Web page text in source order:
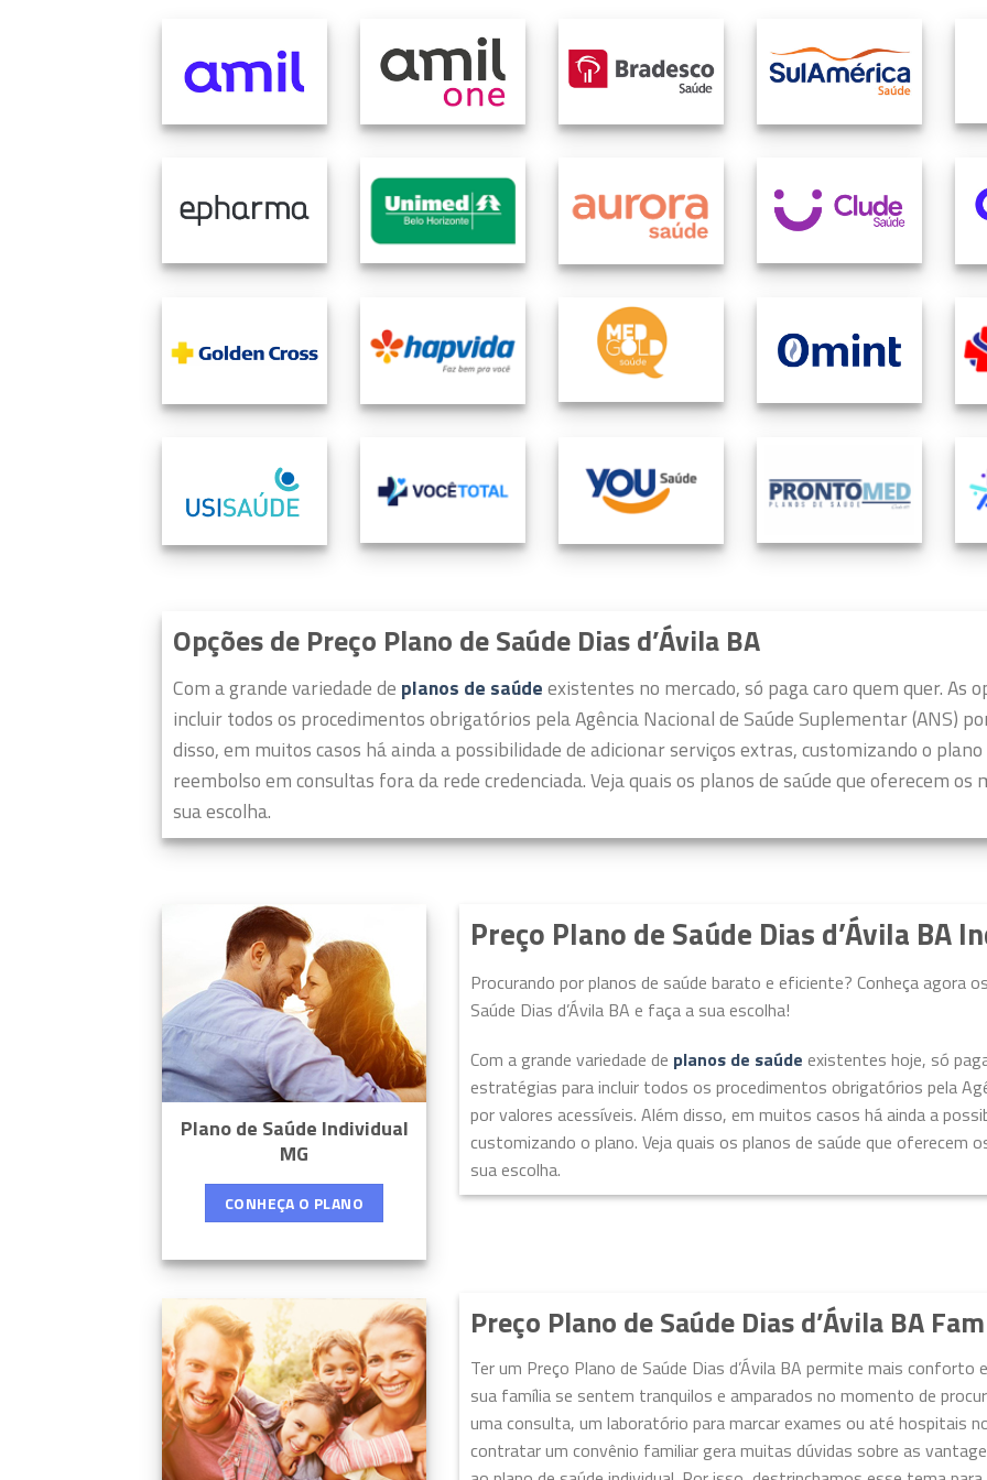
Opções de Preço Plano de Saúde Dias d’Ávila BA
Com a grande variedade de planos de saúdeexistentes no mercado, só paga caro quem quer.As
incluir todos os procedimentos obrigatórios pela Agência Nacional de Saúde Suplementar (ANS)
disso, em muitos casos há ainda a possibilidade de adicionar serviços extras, customizando o
reembolso em consultas fora da rede credenciada. Veja quais os planos de saúde que oferecem os
sua escolha.
Plano de Saúde Individual
MG
CONHEÇA O PLANO
Preço Plano de Saúde Dias d’Ávila BA
Procurando por planos de saúde barato e eficiente? Conheça agora
Saúde Dias d’Ávila BA e faça a sua escolha!
Com a grande variedade de planos de saúde existentes hoje, só
estratégias para incluir todos os procedimentos obrigatórios pela
por valores acessíveis. Além disso, em muitos casos há ainda a
customizando o plano. Veja quais os planos de saúde que oferecem
sua escolha.
Preço Plano de Saúde Dias d’Ávila BA
Ter um Preço Plano de Saúde Dias d’Ávila BA permite mais
sua família se sentem tranquilos e amparados no momento de
uma consulta, um laboratório para marcar exames ou até hospitais
contratar um convênio familiar gera muitas dúvidas sobre as